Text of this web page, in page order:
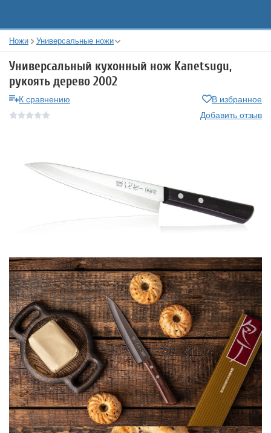
Ножи Универсальные ножи
Универсальный кухонный нож Kanetsugu,
рукоять дерево 2002
К сравнению
В избранное
Добавить отзыв